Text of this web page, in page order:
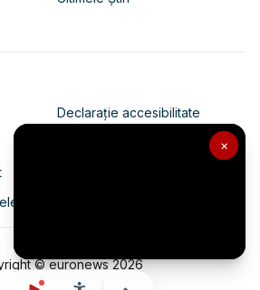
×
Declarație accesibilitate
Politica de confidențialitate
© euronews2026